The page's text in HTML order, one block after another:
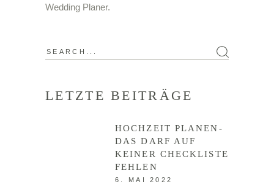
Wedding Planer.
LETZTE BEITRÄGE
HOCHZEIT PLANEN-
DAS DARF AUF
KEINER CHECKLISTE
FEHLEN
6. MAI 2022